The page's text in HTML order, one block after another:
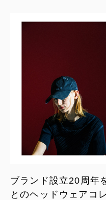
ブランド設立20周年
とのヘッドウェアコ